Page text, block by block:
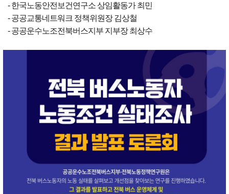
- 한국노동안전보건연구소 상임활동가 최민
- 공공교통네트워크 정책위원장 김상철
- 공공운수노조전북버스지부 지부장 최상수